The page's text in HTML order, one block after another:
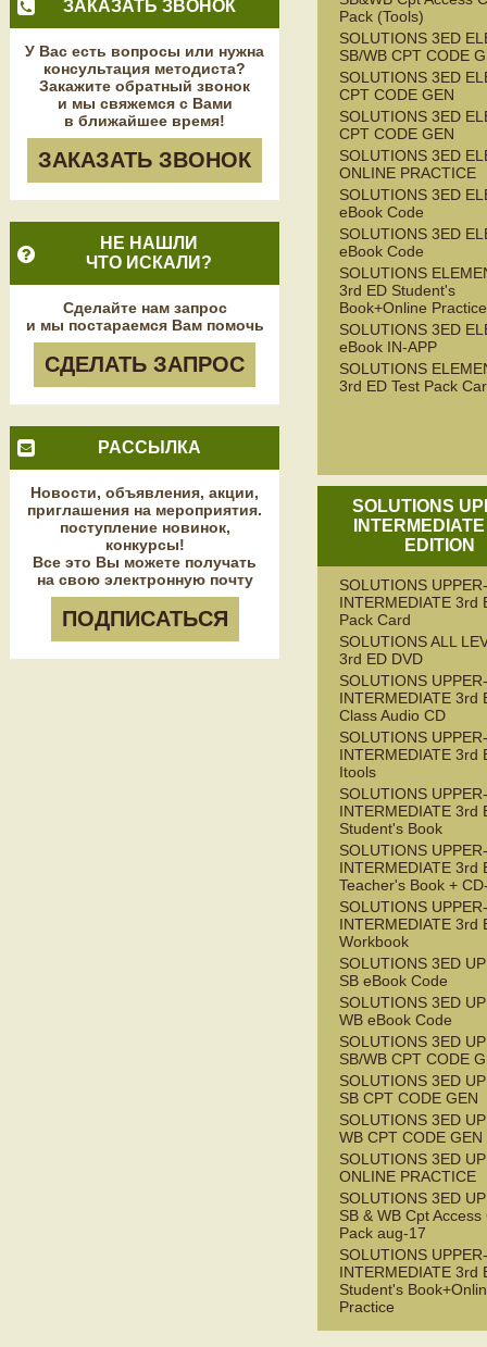
ЗАКАЗАТЬ ЗВОНОК
У Вас есть вопросы или нужна
консультация методиста?
Закажите обратный звонок
и мы свяжемся с Вами
в ближайшее время!
ЗАКАЗАТЬ ЗВОНОК
НЕ НАШЛИ
ЧТО ИСКАЛИ?
Сделайте нам запрос
и мы постараемся Вам помочь
СДЕЛАТЬ ЗАПРОС
РАССЫЛКА
Новости, объявления, акции,
приглашения на мероприятия.
поступление новинок,
конкурсы!
Все это Вы можете получать
на свою электронную почту
ПОДПИСАТЬСЯ
Pack (Tools)
SOLUTIONS 3ED
SB/WB CPT CODE
SOLUTIONS 3ED
CPT CODE GEN
SOLUTIONS 3ED
CPT CODE GEN
SOLUTIONS 3ED
ONLINE PRACTICE
SOLUTIONS 3ED
eBook Code
SOLUTIONS 3ED
eBook Code
SOLUTIONS
3rd ED Student's
Book+Online Practice
SOLUTIONS 3ED
eBook IN-APP
SOLUTIONS
3rd ED Test Pack
SOLUTIONS
EDITION
SOLUTIONS UPPER-
INTERMEDIATE 3rd
Pack Card
SOLUTIONS ALL
3rd ED DVD
SOLUTIONS UPPER-
INTERMEDIATE 3rd
Class Audio CD
SOLUTIONS UPPER-
INTERMEDIATE 3rd
Itools
SOLUTIONS UPPER-
INTERMEDIATE 3rd
Student's Book
SOLUTIONS UPPER-
INTERMEDIATE 3rd
Teacher's Book +
SOLUTIONS UPPER-
INTERMEDIATE 3rd
Workbook
SOLUTIONS 3ED
SB eBook Code
SOLUTIONS 3ED
WB eBook Code
SOLUTIONS 3ED
SB/WB CPT CODE
SOLUTIONS 3ED
SB CPT CODE GEN
SOLUTIONS 3ED
WB CPT CODE GEN
SOLUTIONS 3ED
ONLINE PRACTICE
SOLUTIONS 3ED
SB & WB Cpt Access
Pack aug-17
SOLUTIONS UPPER-
INTERMEDIATE 3rd
Student's
Practice